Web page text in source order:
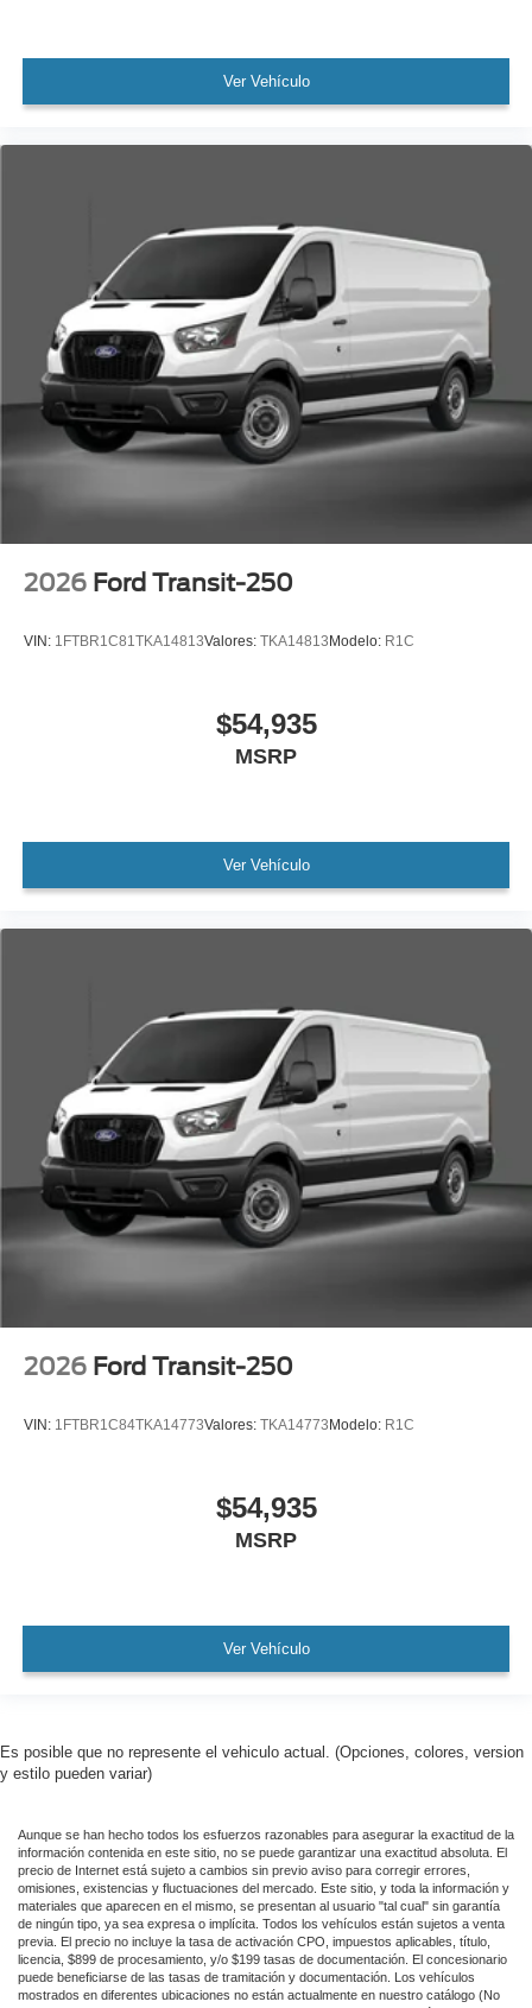
Ver Vehículo
2026 Ford Transit-250
VIN: 1FTBR1C81TKA14813Valores: TKA14813 Modelo: R1C
$54,935
MSRP
Ver Vehículo
2026 Ford Transit-250
VIN: 1FTBR1C84TKA14773Valores: TKA14773 Modelo: R1C
$54,935
MSRP
Ver Vehículo
Es posible que no represente el vehiculo actual. (Opciones, colores, version
y estilo pueden variar)
Aunque se han hecho todos los esfuerzos razonables para asegurar la exactitud de la
información contenida en este sitio, no se puede garantizar una exactitud absoluta. El
precio de Internet está sujeto a cambios sin previo aviso para corregir errores,
omisiones, existencias y fluctuaciones del mercado. Este sitio, y toda la información y
materiales que aparecen en el mismo, se presentan al usuario "tal cual" sin garantía
de ningún tipo, ya sea expresa o implícita. Todos los vehículos están sujetos a venta
previa. El precio no incluye la tasa de activación CPO, impuestos aplicables, título,
licencia, $899 de procesamiento, y/o $199 tasas de documentación. El concesionario
puede beneficiarse de las tasas de tramitación y documentación. Los vehículos
mostrados en diferentes ubicaciones no están actualmente en nuestro catálogo (No